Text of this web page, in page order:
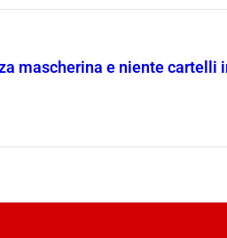
mascherina e niente cartelli